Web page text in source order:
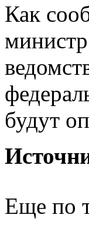
Как
будут
Еще по